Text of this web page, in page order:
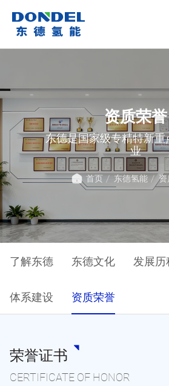
资质荣誉
东德是国家级专精特新重
业
首页 东德氢能
了解东德 东德文化 发展历
体系建设 资质荣誉
荣誉证书
CERTIFICATE OF HONOR